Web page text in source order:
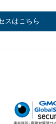
スはこちら